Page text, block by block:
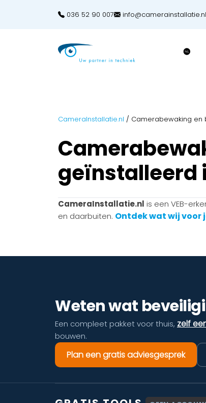
036 52 90 007 info@camerainstallatie.nl
CameraInstallatie.nl / Camerabewaking en
geïnstalleerd
CameraInstallatie.nl is een VEB-
en daarbuiten. Ontdek wat wij voor
Weten wat
Een compleet pakket voor thuis, zelf
bouwen.
Plan een gratis adviesgesprek